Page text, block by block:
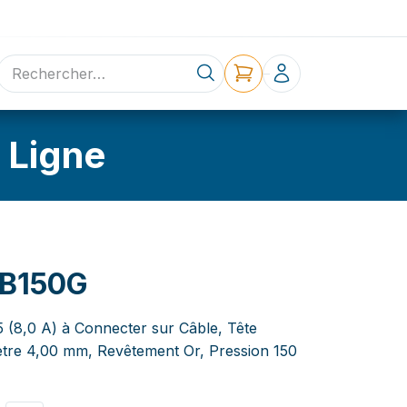
Contact
(8,0 A) à Connecter sur Câble, Tête
4,00 mm, Revêtement Or, Pression 150